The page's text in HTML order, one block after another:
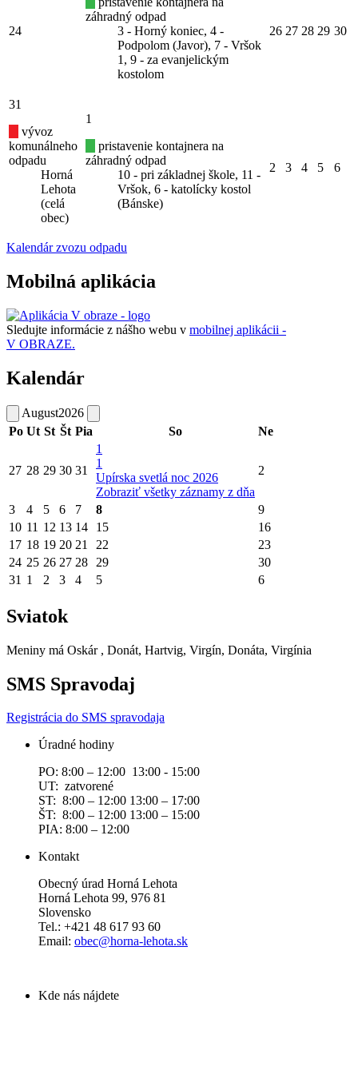
24
záhradný odpad
3 - Horný koniec, 4 -
Podpolom (Javor), 7 - Vršok
1, 9 - za evanjelickým
kostolom
26 27 28 29 30
31
vývoz
komunálneho
odpadu
Horná
Lehota
(celá
obec)
1
pristavenie kontajnera na
záhradný odpad
10 - pri základnej škole, 11 -
Vršok, 6 - katolícky kostol
(Bánske)
2 3 4 5 6
Kalendár zvozu odpadu
Mobilná aplikácia
Sledujte informácie z nášho webu v mobilnej aplikácii -
V OBRAZE.
Kalendár
August2026
Po Ut St Št Pia So Ne
27 28 29 30 31
1
1
Upírska svetlá noc 2026
Zobraziť všetky záznamy z dňa
2
3 4 5 6 7 8
9
10 11 12 13 14 15
16
17 18 19 20 21 22
23
24 25 26 27 28 29
30
31 1 2 3 4 5 6
Sviatok
Meniny má Oskár , Donát, Hartvig, Virgín, Donáta, Virgínia
SMS Spravodaj
Registrácia do SMS spravodaja
Úradné hodiny
PO: 8:00 – 12:00 13:00 - 15:00
UT: zatvorené
ST: 8:00 – 12:00 13:00 – 17:00
ŠT: 8:00 – 12:00 13:00 – 15:00
PIA: 8:00 – 12:00
Kontakt
Obecný úrad Horná Lehota
Horná Lehota 99, 976 81
Slovensko
Tel.: +421 48 617 93 60
Email: obec@horna-lehota.sk
Kde nás nájdete